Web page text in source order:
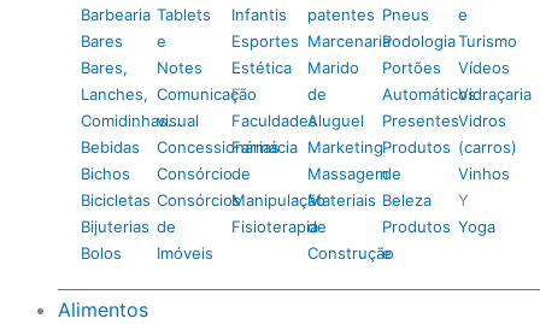
Barbearia
Bares
Bares,
Lanches,
Comidinhas…
Bebidas
Bichos
Bicicletas
Bijuterias
Bolos
Tablets
e
Notes
Comunicação
visual
Concessionárias
Consórcio
Consórcios
de
Imóveis
Infantis
Esportes
Estética
F
Faculdades
Farmácia
de
Manipulação
Fisioterapia
patentes
Marcenaria
Marido
de
Aluguel
Marketing
Massagem
Materiais
de
Construção
Pneus
Podologia
Portões
Automáticos
Presentes
Produtos
de
Beleza
Produtos
e
e
Turismo
Vídeos
Vidraçaria
Vidros
(carros)
Vinhos
Y
Yoga
Alimentos